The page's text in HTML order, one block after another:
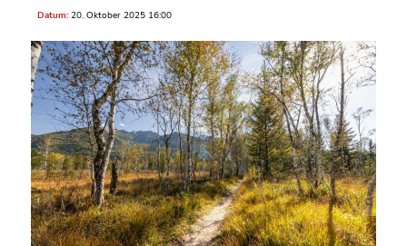
Datum: 20. Oktober 2025 16:00